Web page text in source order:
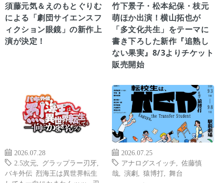
須藤元気＆えのもとぐりむ
による「劇団サイエンスフ
ィクション眼鏡」の新作上
演が決定！
竹下景子・松本紀保・枝元
萌ほか出演！横山拓也が
「多文化共生」をテーマに
書き下ろした新作『追熟し
ない果実』8/3よりチケット
販売開始
2026.07.28
2.5次元
グラップラー刃牙
バキ外伝 烈海王は異世界転生
2026.07.25
アナログスイッチ
佐藤慎
哉
演劇 猿博打 舞台